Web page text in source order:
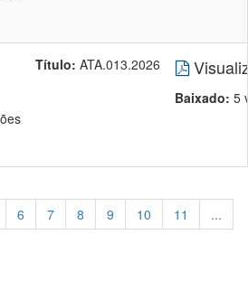
Título: ATA.013.2026
Baixado: 5
6 7 8 9 10 11
...